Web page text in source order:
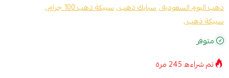
ذهب اليوم السعودية ,سبايك ذهب ,سبيكة ذهب 100 جرام ,
سبيكة ذهب ,
متوفر
تم شراءه245 مرة